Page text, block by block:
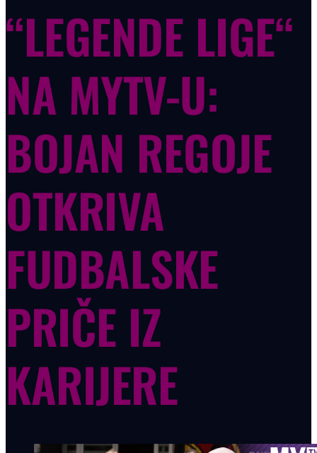
“LEGENDE LIGE“
NA MYTV-U:
BOJAN REGOJE
OTKRIVA
FUDBALSKE
PRIČE IZ
KARIJERE